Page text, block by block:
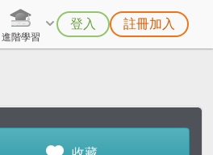
進階學習
登入 註冊加入